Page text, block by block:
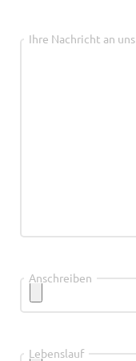
Ihre Nachricht an uns
Anschreiben
Lebenslauf